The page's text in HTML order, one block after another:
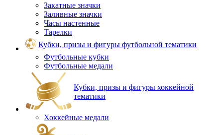
Закатные значки
Заливные значки
Часы настенные
Тарелки
Кубки, призы и фигуры футбольной тематики
Футбольные кубки
Футбольные медали
Кубки, призы и фигуры хоккейной
тематики
Хоккейные медали